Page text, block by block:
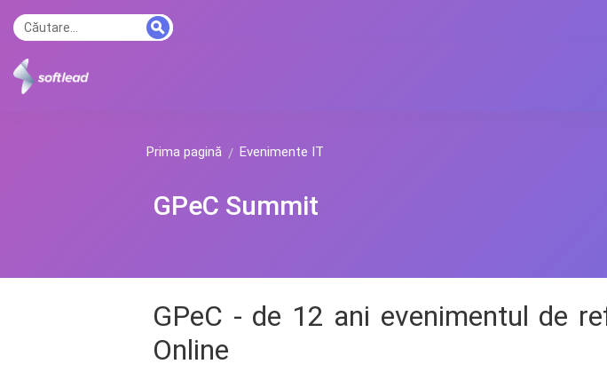
Prima pagină Evenimente IT
GPeC Summit
GPeC - de 12 ani evenimentul de
Online